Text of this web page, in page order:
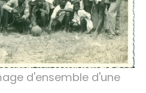
d'ensemble d'une